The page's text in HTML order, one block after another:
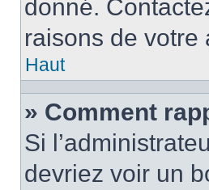
donné.
raisons de votre
Haut
» Comment
Si
devriez voir un